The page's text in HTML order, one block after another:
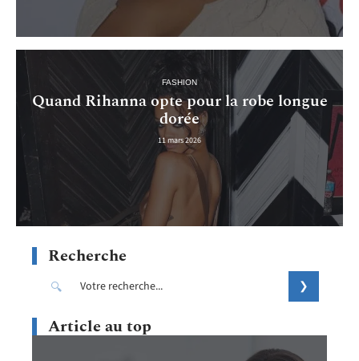
FASHION
Quand Rihanna opte pour la robe longue
dorée
11 mars 2026
Recherche
Article au top